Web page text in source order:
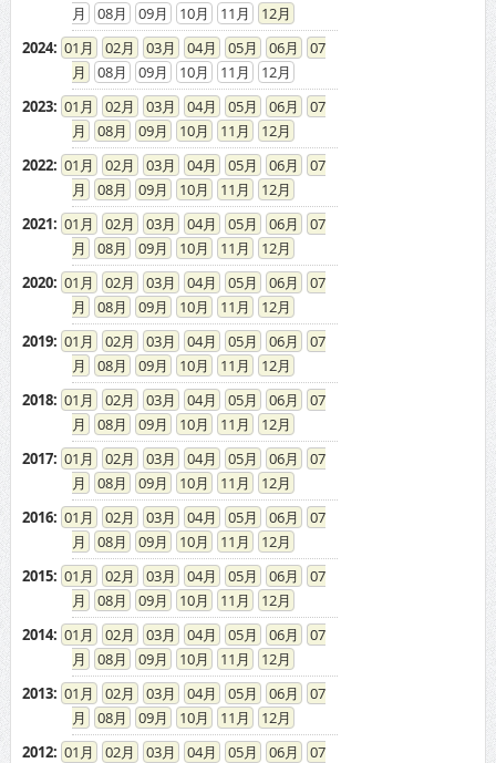
08 09 10 11
12
2024: 01 02 03 04 05 06
07
08
09 10 11
12
2023: 01 02 03 04 05 06
07
08
09 10 11
12
2022: 01 02 03 04 05 06
07
08
09 10 11
12
2021: 01 02 03 04 05 06
07
08
09 10 11
12
2020: 01 02 03 04 05 06
07
08
09 10 11
12
2019: 01 02 03 04 05 06
07
08
09 10 11
12
2018: 01 02 03 04 05 06
07
08
09 10 11
12
2017: 01 02 03 04 05 06
07
08
09 10 11
12
2016: 01 02 03 04 05 06
07
08
09 10 11
12
2015: 01 02 03 04 05 06
07
08
09 10 11
12
2014: 01 02 03 04 05 06
07
08
09 10 11
12
2013: 01 02 03 04 05 06
07
08
09 10 11
12
2012: 01 02 03 04 05 06
07